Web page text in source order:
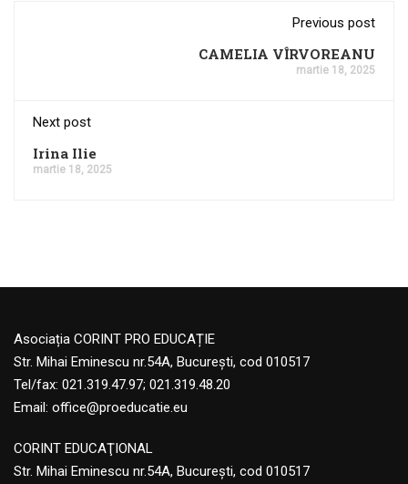
Previous post
CAMELIA VÎRVOREANU
martie 18, 2025
Next post
Irina Ilie
martie 18, 2025
Asociația CORINT PRO EDUCAȚIE
Str. Mihai Eminescu nr.54A, București, cod 010517
Tel/fax: 021.319.47.97; 021.319.48.20
Email: office@proeducatie.eu
CORINT EDUCAŢIONAL
Str. Mihai Eminescu nr.54A, Bucureşti, cod 010517